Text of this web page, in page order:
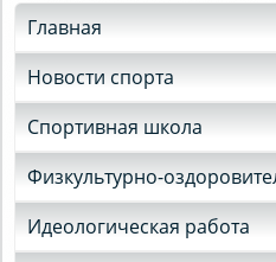
Главная
Новости спорта
Спортивная школа
Физкультурно-
Идеологическая работа